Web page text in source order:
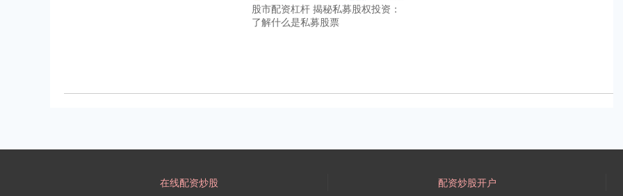
股市配资杠杆 揭秘私募股权投资：
了解什么是私募股票
在线配资炒股 配资炒股开户